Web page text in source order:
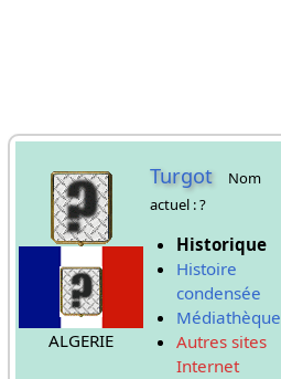
ALGERIE
Turgot
Nom
actuel : ?
Historique
Histoire
condensée
Médiathèque
Autres sites
Internet